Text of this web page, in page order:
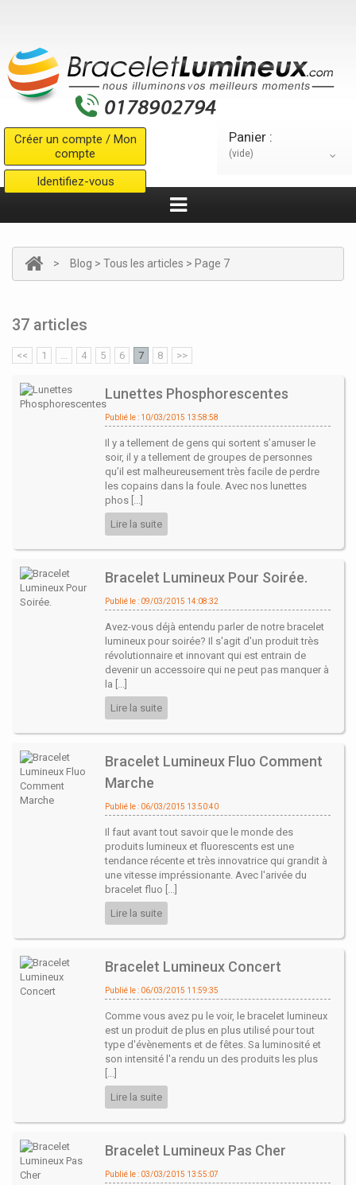
Créer un compte / Mon
compte
Identifiez-vous
Panier :
(vide)
> Blog > Tous les articles > Page 7
37 articles
<< 1 ... 4 5 6 7 8 >>
Lunettes Phosphorescentes
Publié le : 10/03/2015 13:58:58
Il y a tellement de gens qui sortent s’amuser le
soir, il y a tellement de groupes de personnes
qu’il est malheureusement très facile de perdre
les copains dans la foule. Avec nos lunettes
phos [...]
Lire la suite
Bracelet Lumineux Pour Soirée.
Publié le : 09/03/2015 14:08:32
Avez-vous déjà entendu parler de notre bracelet
lumineux pour soirée? Il s'agit d'un produit très
révolutionnaire et innovant qui est entrain de
devenir un accessoire qui ne peut pas manquer à
la [...]
Lire la suite
Bracelet Lumineux Fluo Comment
Marche
Publié le : 06/03/2015 13:50:40
Il faut avant tout savoir que le monde des
produits lumineux et fluorescents est une
tendance récente et très innovatrice qui grandit à
une vitesse impréssionante. Avec l'arivée du
bracelet fluo [...]
Lire la suite
Bracelet Lumineux Concert
Publié le : 06/03/2015 11:59:35
Comme vous avez pu le voir, le bracelet lumineux
est un produit de plus en plus utilisé pour tout
type d'évènements et de fêtes. Sa luminosité et
son intensité l'a rendu un des produits les plus
[...]
Lire la suite
Bracelet Lumineux Pas Cher
Publié le : 03/03/2015 13:55:07